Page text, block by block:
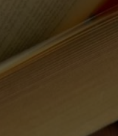
de la Potagère
Atelier Polaris
La Musette